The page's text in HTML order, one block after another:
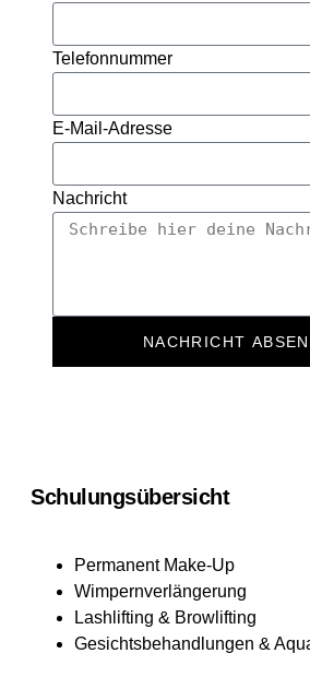
Telefonnummer
E-Mail-Adresse
Nachricht
NACHRICHT
Schulungsübersicht
Permanent Make-Up
Wimpernverlängerung
Lashlifting & Browlifting
Gesichtsbehandlungen &